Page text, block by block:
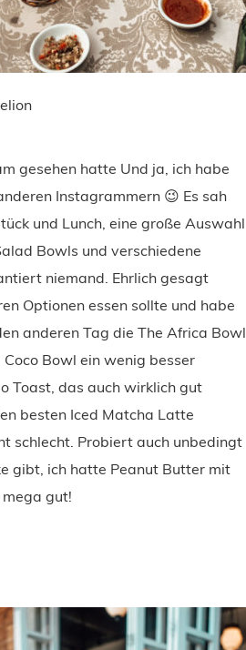
gesehen hatte Und ja, ich habe
Instagrammern 😉 Es sah
und Lunch, eine große Auswahl
Bowls und verschiedene
niemand. Ehrlich gesagt
Optionen essen sollte und habe
anderen Tag die The Africa Bowl
Bowl ein wenig besser
Toast, das auch wirklich gut
besten Iced Matcha Latte
schlecht. Probiert auch unbedingt
gibt, ich hatte Peanut Butter mit
gut!